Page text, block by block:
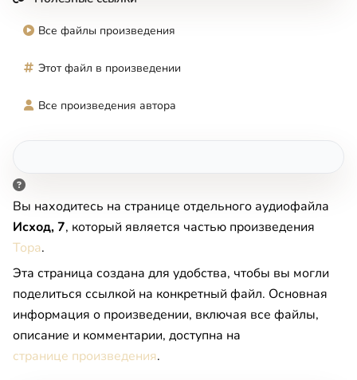
Все файлы произведения
Этот файл в произведении
Все произведения автора
Вы находитесь на странице отдельного аудиофайла
Исход, 7, который является частью произведения
Тора.
Эта страница создана для удобства, чтобы вы могли
поделиться ссылкой на конкретный файл. Основная
информация о произведении, включая все файлы,
описание и комментарии, доступна на
странице произведения.